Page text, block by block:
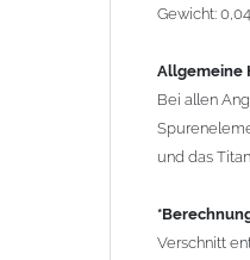
Bauteilen
den Wasserfluss
Richtige
da keine
Gewicht:
Allgemeine
Bei allen
und das
Verschnitt